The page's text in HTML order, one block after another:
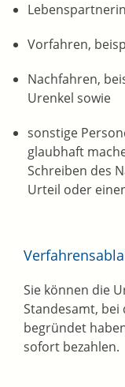
Vorfahren,
Nachfahren,
Urenkel sowie
sonstige
glaubhaft
Schreiben des
Urteil oder
Sie können die
Standesamt, bei
begründet
sofort bezahlen.